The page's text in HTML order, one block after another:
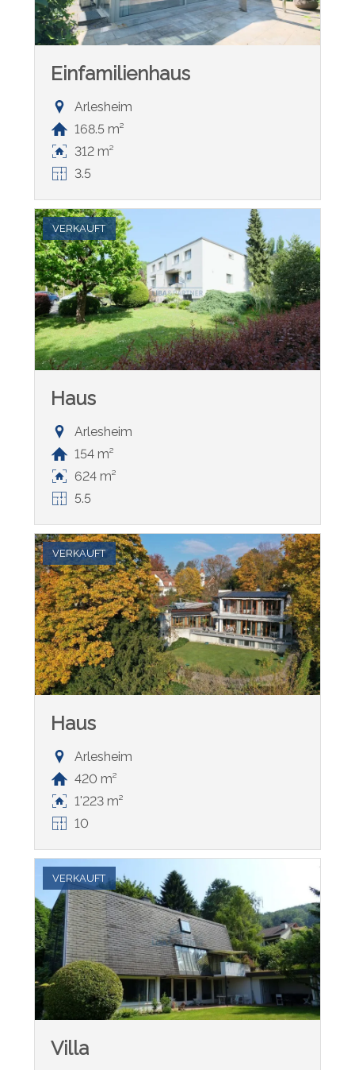
Einfamilienhaus
Arlesheim
168.5 m²
312 m²
3.5
VERKAUFT
Haus
Arlesheim
154 m²
624 m²
5.5
VERKAUFT
Haus
Arlesheim
420 m²
1'223 m²
10
VERKAUFT
Villa